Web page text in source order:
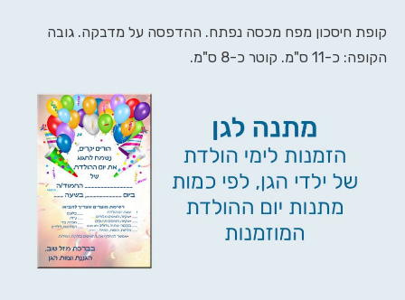
קופת חיסכון מפח מכסה נפתח. ההדפסה על מדבקה. גובה
הקופה: כ-11 ס"מ. קוטר כ-8 ס"מ.